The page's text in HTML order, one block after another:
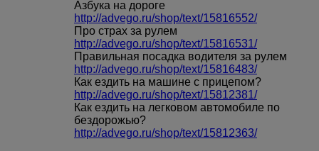
Азбука на дороге
http://advego.ru/shop/text/15816552/
Про страх за рулем
http://advego.ru/shop/text/15816531/
Правильная посадка водителя за рулем
http://advego.ru/shop/text/15816483/
Как ездить на машине с прицепом?
http://advego.ru/shop/text/15812381/
Как ездить на легковом автомобиле по
бездорожью?
http://advego.ru/shop/text/15812363/